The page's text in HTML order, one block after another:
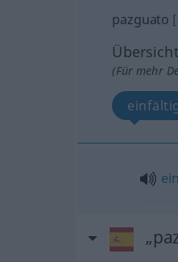
pazguato
(Für mehr